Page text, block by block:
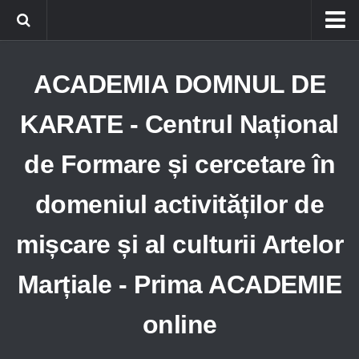
Obiective A.D.K.
Adeziune
Catedre A.D.K.
AUTOAPĂRARE
KARATE
JUJITSU
ACADEMIA DOMNUL DE
KARATE - Centrul Național
de Formare și cercetare în
domeniul activităților de
mișcare și al culturii Artelor
Marțiale - Prima ACADEMIE
online